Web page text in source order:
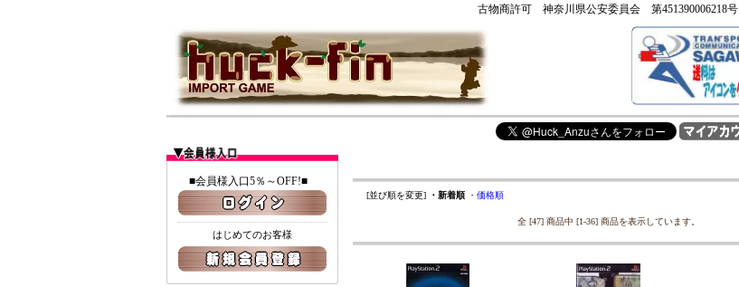
古物商許可 神奈川県公安委員会 第451390006218号
■会員様入口5％～OFF!■
はじめてのお客様
[並び順を変更] ・新着順 ・価格順
全 [47] 商品中 [1-36] 商品を表示しています。